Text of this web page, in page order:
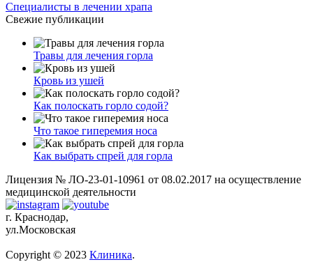
Специалисты в лечении храпа
Свежие публикации
Травы для лечения горла
Кровь из ушей
Как полоскать горло содой?
Что такое гиперемия носа
Как выбрать спрей для горла
Лицензия № ЛО-23-01-10961 от 08.02.2017 на осуществление
медицинской деятельности
г. Краснодар,
ул.Московская
Copyright © 2023 Клиника.